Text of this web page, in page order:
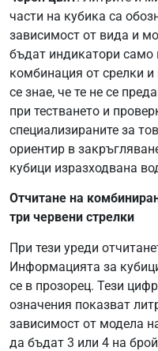
части на кубика са
зависимост от вида и
бъдат индикатори само
комбинация от срелки
се знае, че те не се
при тестването и
специализираните за
ориентир в
кубици изразходвана
Отчитане на
три червени стрелки
При тези уреди
Информацията за
се в прозорец. Тези
означения показват
зависимост от модела
да бъдат 3 или 4 на